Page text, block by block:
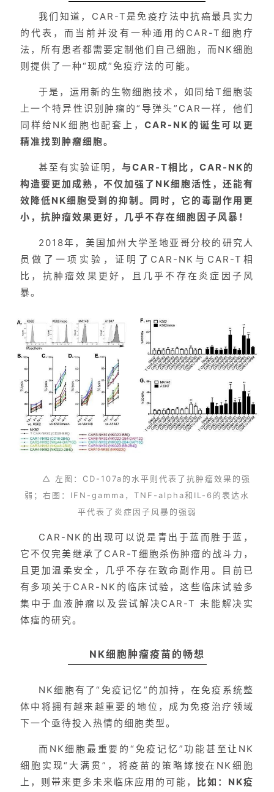
床
转
化
会
展
活
关
于
登录 注册
我们知道，CAR-T是免疫疗法中抗癌最具实力
的代表，而当前并没有一种通用的CAR-T细胞疗
法，所有患者都需要定制他们自己细胞，而NK细胞
则提供了一种“现成”免疫疗法的可能。
于是，运用新的生物细胞技术，如同给T细胞装
上一个特异性识别肿瘤的“导弹头”CAR一样，他们
同样给NK细胞也配套上，CAR-NK的诞生可以更
精准找到肿瘤细胞。
甚至有实验证明， 与CAR-T相比，CAR-NK的
构造要更加成熟，不仅加强了NK细胞活性，还能有
效降低NK细胞受到的抑制。同时，它的毒副作用更
小，抗肿瘤效果更好，几乎不存在细胞因子风暴！
2018年，美国加州大学圣地亚哥分校的研究人
员做了一项实验，证明了CAR-NK与CAR-T相
比，抗肿瘤效果更好，且几乎不存在炎症因子风
暴。
△ 左图：CD-107a的水平则代表了抗肿瘤效果的强
弱；右图：IFN-gamma，TNF-alpha和IL-6的表达水
平代表了炎症因子风暴的强弱
CAR-NK的出现可以说是青出于蓝而胜于蓝，
它不仅完美继承了CAR-T细胞杀伤肿瘤的战斗力，
且更加温柔安全，几乎不存在致命副作用。目前已
有多项关于CAR-NK的临床试验，这些临床试验多
集中于血液肿瘤以及尝试解决CAR-T 未能解决实
体瘤的研究。
NK细胞肿瘤疫苗的畅想
NK细胞有了“免疫记忆”的加持，在免疫系统整
体中将拥有越来越重要的地位，成为免疫治疗领域
下一个亟待投入热情的细胞类型。
而NK细胞最重要的“免疫记忆”功能甚至让NK
细胞实现“大满贯”，将疫苗的策略嫁接在NK细胞
上，则带来更多未来临床应用的可能，
比如：NK疫